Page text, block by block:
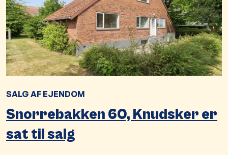
SALG AF EJENDOM
Snorrebakken 60, Knudsker er
sat til salg